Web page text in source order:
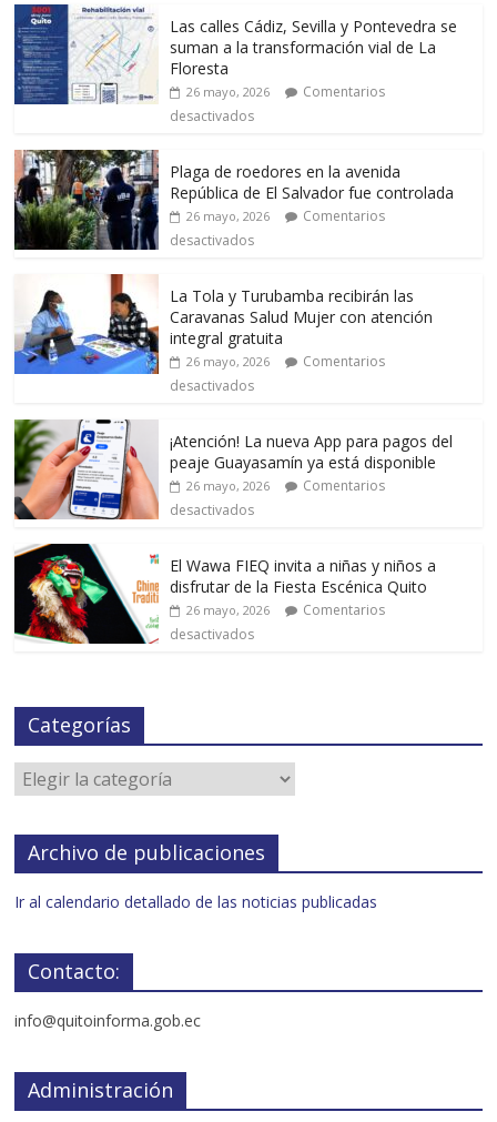
Las calles Cádiz, Sevilla y Pontevedra se
suman a la transformación vial de La
Floresta
26 mayo, 2026
Comentarios
desactivados
Plaga de roedores en la avenida
República de El Salvador fue controlada
26 mayo, 2026
Comentarios
desactivados
La Tola y Turubamba recibirán las
Caravanas Salud Mujer con atención
integral gratuita
26 mayo, 2026
Comentarios
desactivados
¡Atención! La nueva App para pagos del
peaje Guayasamín ya está disponible
26 mayo, 2026
Comentarios
desactivados
El Wawa FIEQ invita a niñas y niños a
disfrutar de la Fiesta Escénica Quito
26 mayo, 2026
Comentarios
desactivados
Categorías
Archivo de publicaciones
Ir al calendario detallado de las noticias publicadas
Contacto:
info@quitoinforma.gob.ec
Administración